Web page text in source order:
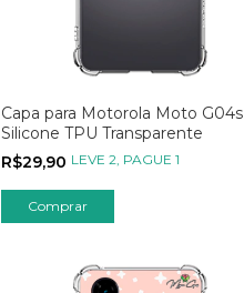
Capa para Motorola Moto G04s
Silicone TPU Transparente
R$29,90 LEVE 2, PAGUE 1